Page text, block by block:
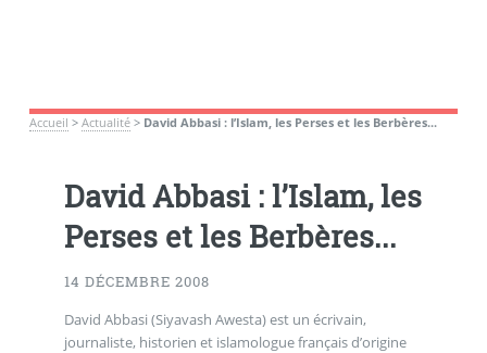
Accueil > Actualité> David Abbasi : l’Islam, les Perses et les Berbères...
David Abbasi : l’Islam, les
Perses et les Berbères...
14 DÉCEMBRE 2008
David Abbasi (Siyavash Awesta) est un écrivain,
journaliste, historien et islamologue français d’origine